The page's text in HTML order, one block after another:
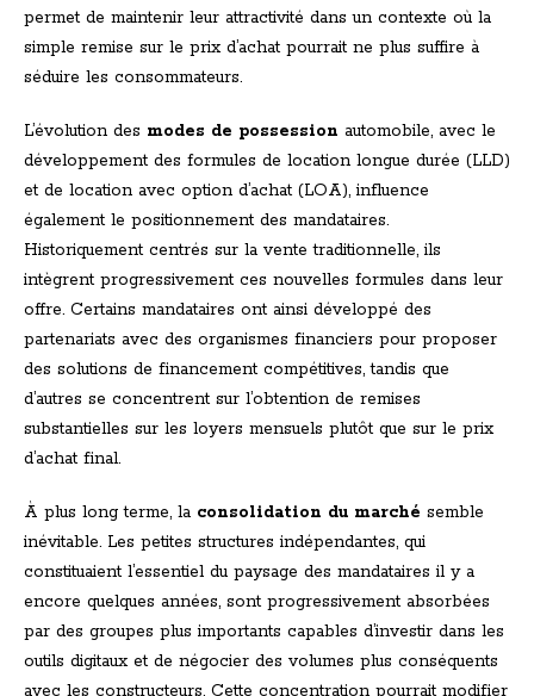
permet de maintenir leur attractivité dans un contexte où la
simple remise sur le prix d’achat pourrait ne plus suffire à
séduire les consommateurs.
L’évolution des modes de possession automobile, avec le
développement des formules de location longue durée (LLD)
et de location avec option d’achat (LOA), influence
également le positionnement des mandataires.
Historiquement centrés sur la vente traditionnelle, ils
intègrent progressivement ces nouvelles formules dans leur
offre. Certains mandataires ont ainsi développé des
partenariats avec des organismes financiers pour proposer
des solutions de financement compétitives, tandis que
d’autres se concentrent sur l’obtention de remises
substantielles sur les loyers mensuels plutôt que sur le prix
d’achat final.
À plus long terme, la consolidation du marché semble
inévitable. Les petites structures indépendantes, qui
constituaient l’essentiel du paysage des mandataires il y a
encore quelques années, sont progressivement absorbées
par des groupes plus importants capables d’investir dans les
outils digitaux et de négocier des volumes plus conséquents
avec les constructeurs. Cette concentration pourrait modifier